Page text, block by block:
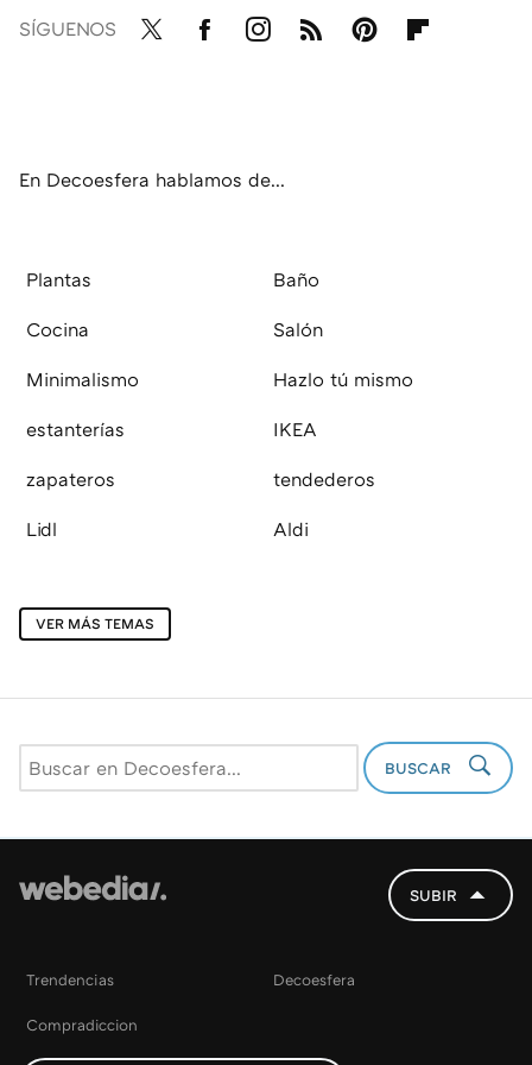
SÍGUENOS
En Decoesfera hablamos de...
Plantas Baño
Cocina Salón
Minimalismo Hazlo tú mismo
estanterías IKEA
zapateros tendederos
Lidl Aldi
VER MÁS TEMAS
BUSCAR
SUBIR
Trendencias Decoesfera
Compradiccion